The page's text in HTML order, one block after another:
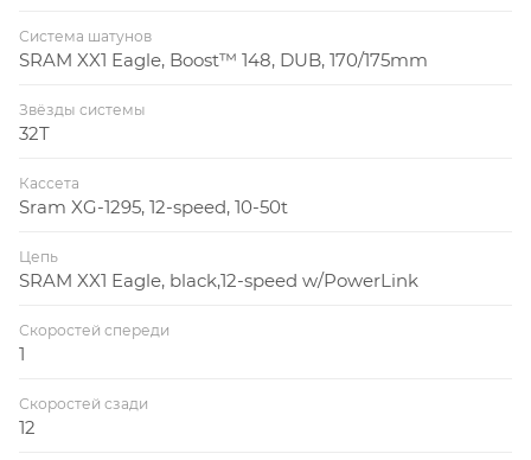
Система шатунов
SRAM XX1 Eagle, Boost™ 148, DUB, 170/175mm
Звёзды системы
32T
Кассета
Sram XG-1295, 12-speed, 10-50t
Цепь
SRAM XX1 Eagle, black,12-speed w/PowerLink
Скоростей спереди
1
Скоростей сзади
12